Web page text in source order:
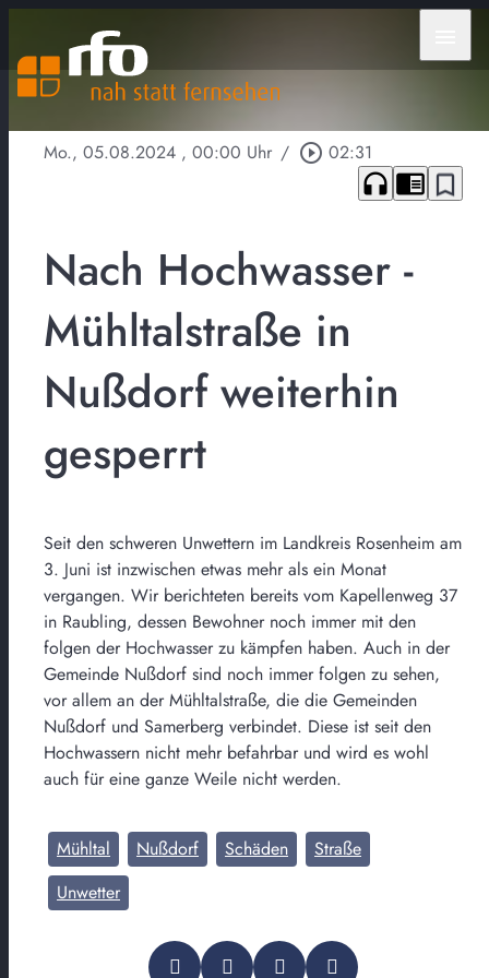
Mo., 05.08.2024 , 00:00 Uhr / play_circle_outline 02:31
headphones chrome_reader_mode bookmark_border
Nach Hochwasser -
Mühltalstraße in
Nußdorf weiterhin
gesperrt
Seit den schweren Unwettern im Landkreis Rosenheim am
3. Juni ist inzwischen etwas mehr als ein Monat
vergangen. Wir berichteten bereits vom Kapellenweg 37
in Raubling, dessen Bewohner noch immer mit den
folgen der Hochwasser zu kämpfen haben. Auch in der
Gemeinde Nußdorf sind noch immer folgen zu sehen,
vor allem an der Mühltalstraße, die die Gemeinden
Nußdorf und Samerberg verbindet. Diese ist seit den
Hochwassern nicht mehr befahrbar und wird es wohl
auch für eine ganze Weile nicht werden.
Mühltal Nußdorf Schäden
Straße
Unwetter